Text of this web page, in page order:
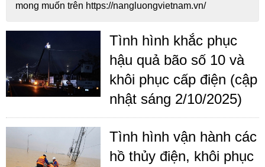
mong muốn trên https://nangluongvietnam.vn/
Tình hình khắc phục
hậu quả bão số 10 và
khôi phục cấp điện (cập
nhật sáng 2/10/2025)
Tình hình vận hành các
hồ thủy điện, khôi phục